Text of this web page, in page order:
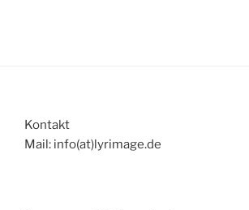
Kontakt
Mail: info(at)lyrimage.de